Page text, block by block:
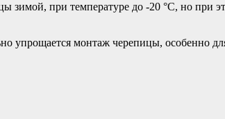
при температуре до -20 °С, но при
упрощается монтаж черепицы, особенно